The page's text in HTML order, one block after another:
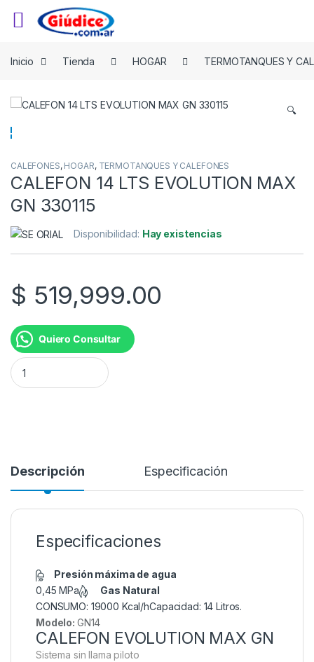
Inicio
Tienda HOGAR TERMOTANQUES Y
🔍
CALEFONES, HOGAR, TERMOTANQUES Y CALEFONES
CALEFON 14 LTS EVOLUTION MAX
GN 330115
Disponibilidad: Hay existencias
$ 519,999.00
Quiero Consultar
CALEFON 14 LTS EVOLUTION MAX GN 330115 cantidad
Descripción Especificación
Especificaciones
Presión máxima de agua
0,45 MPa
Gas Natural
CONSUMO: 19000 Kcal/hCapacidad: 14 Litros.
Modelo: GN14
CALEFON EVOLUTION MAX GN
Sistema sin llama piloto